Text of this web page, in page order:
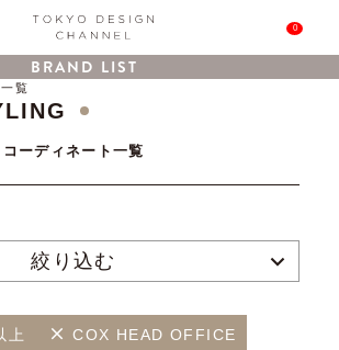
0
BRAND LIST
覧
コーディネート一覧
絞り込む
上 COX HEAD OFFICE